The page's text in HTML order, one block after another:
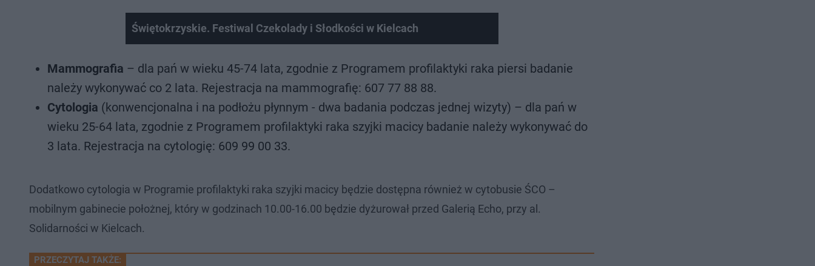
Świętokrzyskie. Festiwal Czekolady i Słodkości w Kielcach
Mammografia – dla pań w wieku 45-74 lata, zgodnie z Programem profilaktyki raka piersi badanie
należy wykonywać co 2 lata. Rejestracja na mammografię: 607 77 88 88.
Cytologia (konwencjonalna i na podłożu płynnym - dwa badania podczas jednej wizyty) – dla pań w
wieku 25-64 lata, zgodnie z Programem profilaktyki raka szyjki macicy badanie należy wykonywać do
3 lata. Rejestracja na cytologię: 609 99 00 33.
Dodatkowo cytologia w Programie profilaktyki raka szyjki macicy będzie dostępna również w cytobusie ŚCO –
mobilnym gabinecie położnej, który w godzinach 10.00-16.00 będzie dyżurował przed Galerią Echo, przy al.
Solidarności w Kielcach.
PRZECZYTAJ TAKŻE: